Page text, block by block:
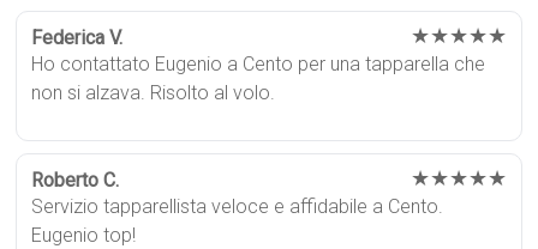
Federica V. ★★★★★
Ho contattato Eugenio a Cento per una tapparella che
non si alzava. Risolto al volo.
Roberto C. ★★★★★
Servizio tapparellista veloce e affidabile a Cento.
Eugenio top!